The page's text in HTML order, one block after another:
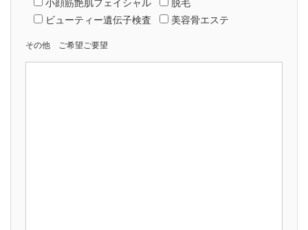
小顔筋艶肌フェイシャル
脱毛
ビューティー遺伝子検査
美容骨エステ
その他 ご希望ご要望